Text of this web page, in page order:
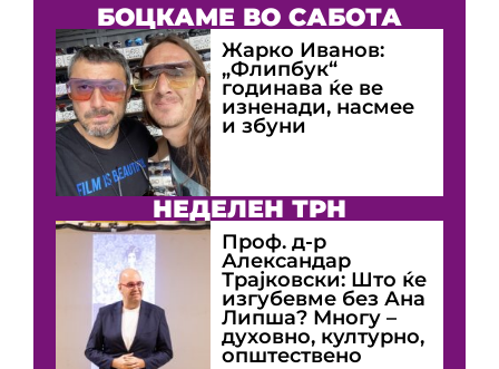
БОЦКАМЕ ВО САБОТА
Жарко Иванов:
„Флипбук“
годинава ќе ве
изненади, насмее
и збуни
НЕДЕЛЕН ТРН
Проф. д-р
Александар
Трајковски: Што ќе
изгубевме без Ана
Липша? Многу –
духовно, културно,
општествено